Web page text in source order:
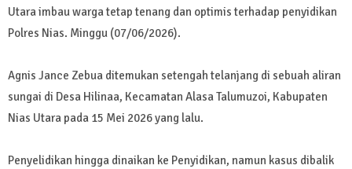
Utara imbau warga tetap tenang dan optimis terhadap penyidikan
Polres Nias. Minggu (07/06/2026).
Agnis Jance Zebua ditemukan setengah telanjang di sebuah aliran
sungai di Desa Hilinaa, Kecamatan Alasa Talumuzoi, Kabupaten
Nias Utara pada 15 Mei 2026 yang lalu.
Penyelidikan hingga dinaikan ke Penyidikan, namun kasus dibalik